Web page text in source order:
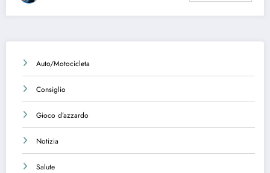
Auto/Motocicleta
Consiglio
Gioco d’azzardo
Notizia
Salute